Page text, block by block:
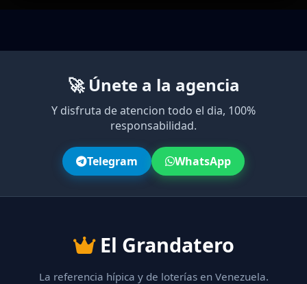
🚀 Únete a la agencia
Y disfruta de atencion todo el dia, 100%
responsabilidad.
Telegram WhatsApp
El Grandatero
La referencia hípica y de loterías en Venezuela.